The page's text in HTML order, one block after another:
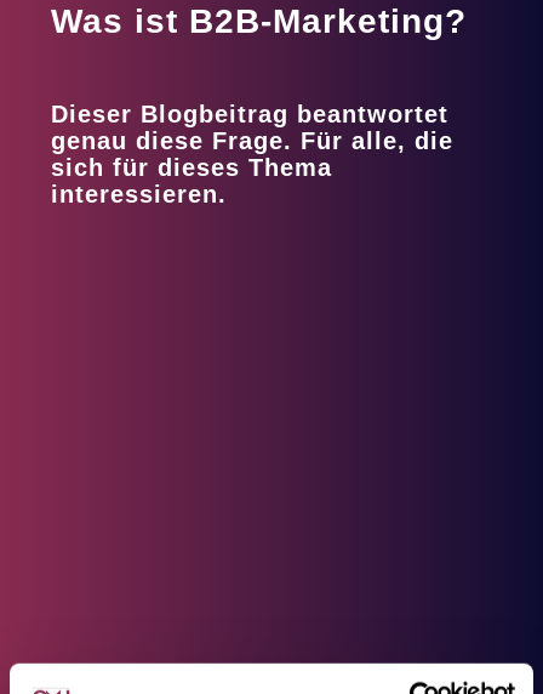
Was ist B2B-Marketing?
Dieser Blogbeitrag beantwortet
genau diese Frage. Für alle, die
sich für dieses Thema
interessieren.